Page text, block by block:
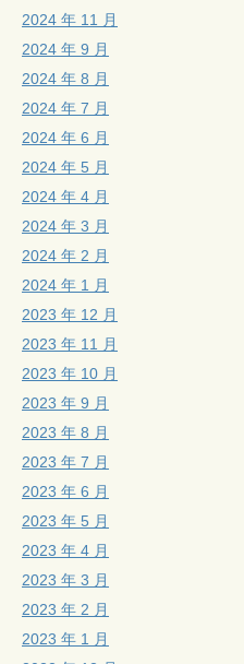
2024 年 11 月
2024 年 9 月
2024 年 8 月
2024 年 7 月
2024 年 6 月
2024 年 5 月
2024 年 4 月
2024 年 3 月
2024 年 2 月
2024 年 1 月
2023 年 12 月
2023 年 11 月
2023 年 10 月
2023 年 9 月
2023 年 8 月
2023 年 7 月
2023 年 6 月
2023 年 5 月
2023 年 4 月
2023 年 3 月
2023 年 2 月
2023 年 1 月